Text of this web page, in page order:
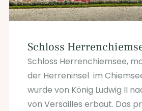
Schloss
Schloss Herrenchiemsee,
der Herreninsel im
wurde von König Ludwig II
von Versailles erbaut. Das